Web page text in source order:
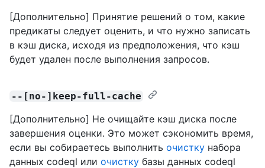
[Дополнительно] Принятие решений о том, какие
предикаты следует оценить, и что нужно записать
в кэш диска, исходя из предположения, что кэш
будет удален после выполнения запросов.
--[no-]keep-full-cache
[Дополнительно] Не очищайте кэш диска после
завершения оценки. Это может сэкономить время,
если вы собираетесь выполнить очистку набора
данных codeql или очистку базы данных codeql